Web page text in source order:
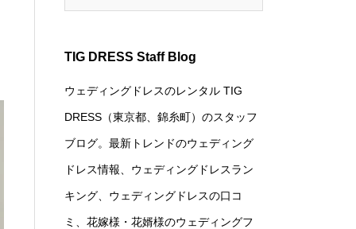
TIG DRESS Staff Blog
ウェディングドレスのレンタル TIG
DRESS（東京都、錦糸町）のスタッフ
ブログ。最新トレンドのウェディング
ドレス情報、ウェディングドレスラン
キング、ウェディングドレスの口コ
ミ、花嫁様・花婿様のウェディングフ